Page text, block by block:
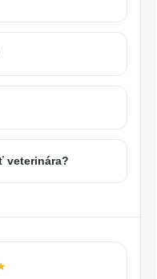
veterinára?